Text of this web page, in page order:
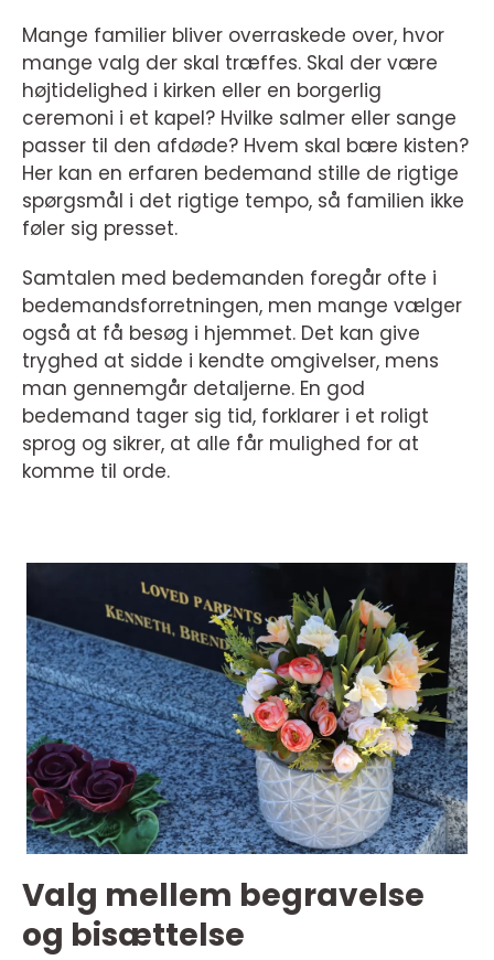
Mange familier bliver overraskede over, hvor
mange valg der skal træffes. Skal der være
højtidelighed i kirken eller en borgerlig
ceremoni i et kapel? Hvilke salmer eller sange
passer til den afdøde? Hvem skal bære kisten?
Her kan en erfaren bedemand stille de rigtige
spørgsmål i det rigtige tempo, så familien ikke
føler sig presset.
Samtalen med bedemanden foregår ofte i
bedemandsforretningen, men mange vælger
også at få besøg i hjemmet. Det kan give
tryghed at sidde i kendte omgivelser, mens
man gennemgår detaljerne. En god
bedemand tager sig tid, forklarer i et roligt
sprog og sikrer, at alle får mulighed for at
komme til orde.
Valg mellem begravelse
og bisættelse